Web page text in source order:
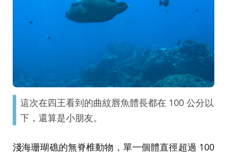
這次在四王看到的曲紋唇魚體長都在 100 公分以
下，還算是小朋友。
淺海珊瑚礁的無脊椎動物，單一個體直徑超過 100